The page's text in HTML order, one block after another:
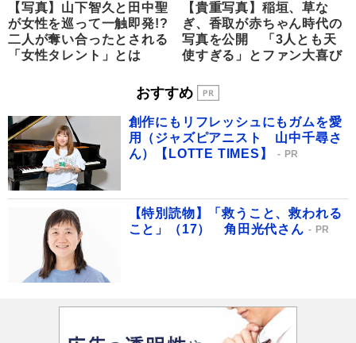
【写真】山下智久と田中聖
が女性を巡って一触即発!?
二人が奪い合ったとされる
「女性タレント」とは
【貴重写真】稲垣、草な
ぎ、香取が赤ちゃん時代の
写真を公開 「3人とも天
使すぎる」とファン大喜び
おすすめ
創作にもリフレッシュにもガムを愛
用（ジャズピアニスト 山中千尋さ
ん）【LOTTE TIMES】
PR
【特別読物】「救うこと、救われる
こと」（17） 角田光代さん
PR